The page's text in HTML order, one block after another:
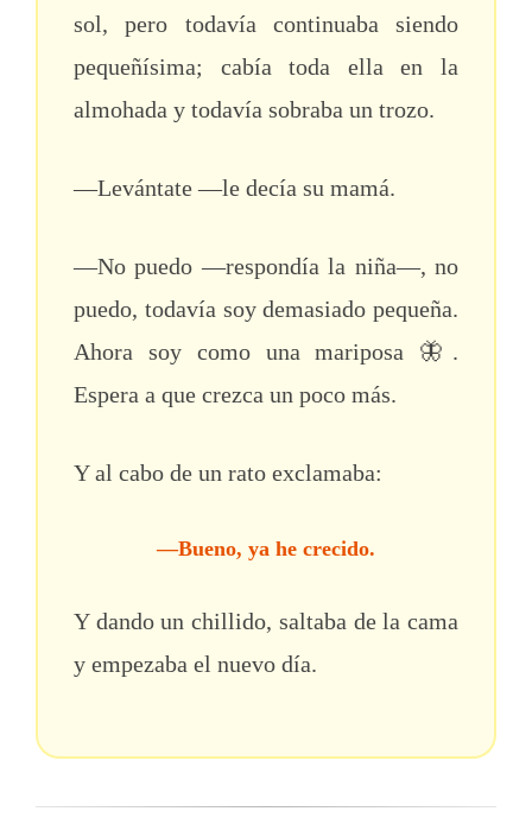
sol, pero todavía continuaba siendo
pequeñísima; cabía toda ella en la
almohada y todavía sobraba un trozo.
—Levántate —le decía su mamá.
—No puedo —respondía la niña—, no
puedo, todavía soy demasiado pequeña.
Ahora soy como una mariposa 🦋.
Espera a que crezca un poco más.
Y al cabo de un rato exclamaba:
—Bueno, ya he crecido.
Y dando un chillido, saltaba de la cama
y empezaba el nuevo día.